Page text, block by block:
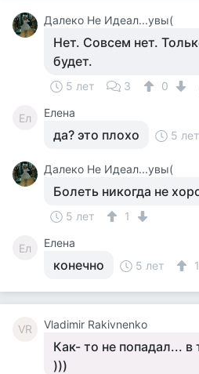
Далеко Не Идеал...увы(
Нет. Совсем нет.
будет.
5 лет 3 0
Ел Елена
да? это плохо 5 лет
Далеко Не Идеал...увы(
Болеть никогда не
5 лет 1
Ел Елена
конечно 5 лет 1
VR Vladimir Rakivnenko
Как- то не попадал... в
)))